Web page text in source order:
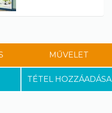
MŰVELET
TÉTEL HOZZÁADÁSA